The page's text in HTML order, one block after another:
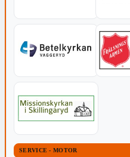
SERVICE - MOTOR